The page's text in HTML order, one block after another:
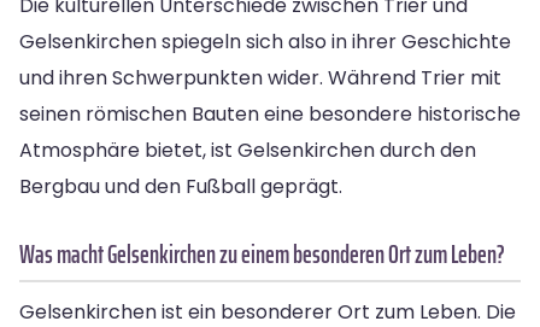
Gelsenkirchen spiegeln sich also in ihrer Geschichte
und ihren Schwerpunkten wider. Während Trier mit
seinen römischen Bauten eine besondere historische
Atmosphäre bietet, ist Gelsenkirchen durch den
Bergbau und den Fußball geprägt.
Was macht Gelsenkirchen zu einem besonderen Ort zum Leben?
Gelsenkirchen ist ein besonderer Ort zum Leben. Die